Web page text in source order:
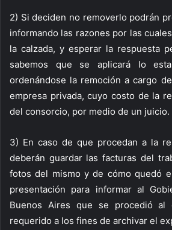
2) Si deciden no removerlo podrán
informando las razones por las
la calzada, y esperar la respuesta
sabemos que se aplicará lo
ordenándose la remoción a cargo
empresa privada, cuyo costo de la
del consorcio, por medio de un juicio.
3) En caso de que procedan a la
deberán guardar las facturas del
fotos del mismo y de cómo quedó
presentación para informar al
Buenos Aires que se procedió al
requerido a los fines de archivar el